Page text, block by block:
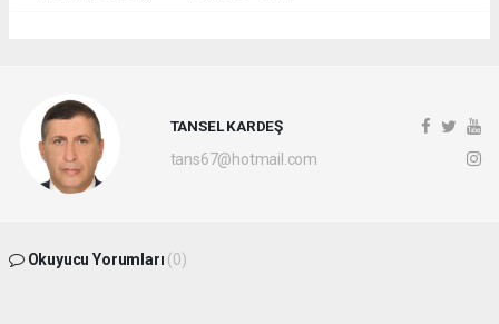
TANSEL KARDEŞ
tans67@hotmail.com
Okuyucu Yorumları (0)